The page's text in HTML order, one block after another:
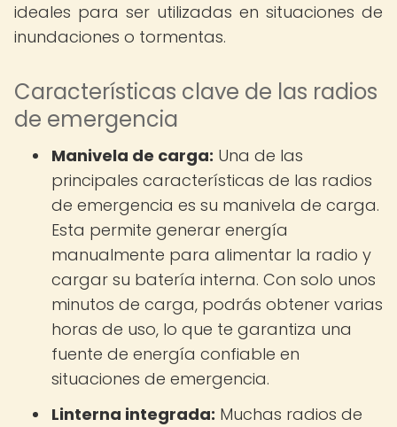
ideales para ser utilizadas en situaciones de
inundaciones o tormentas.
Características clave de las radios
de emergencia
Manivela de carga: Una de las
principales características de las radios
de emergencia es su manivela de carga.
Esta permite generar energía
manualmente para alimentar la radio y
cargar su batería interna. Con solo unos
minutos de carga, podrás obtener varias
horas de uso, lo que te garantiza una
fuente de energía confiable en
situaciones de emergencia.
Linterna integrada: Muchas radios de